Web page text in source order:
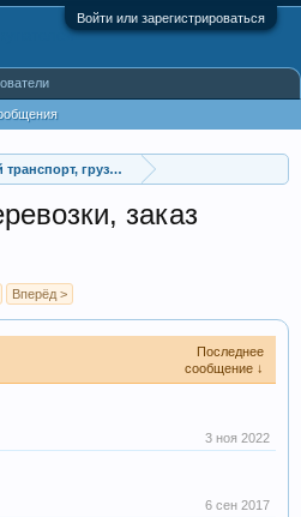
Войти или зарегистрироваться
грузоперевозки
заказ
Вперёд >
Последнее
сообщение ↓
3 ноя 2022
6 сен 2017